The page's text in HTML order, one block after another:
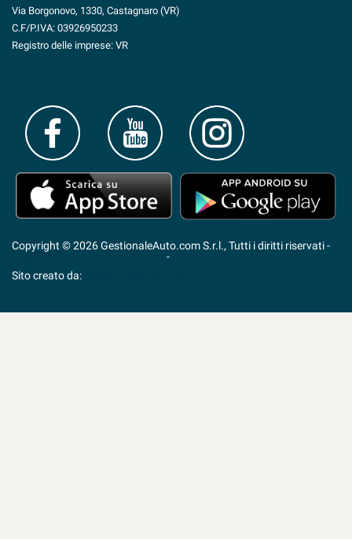
Via Borgonovo, 1330, Castagnaro (VR)
C.F/P.IVA: 03926950233
Registro delle imprese: VR
Copyright © 2026 GestionaleAuto.com S.r.l., Tutti i diritti riservati -
-
Sito creato da: